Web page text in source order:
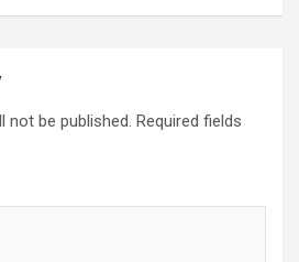
not be published. Required fields